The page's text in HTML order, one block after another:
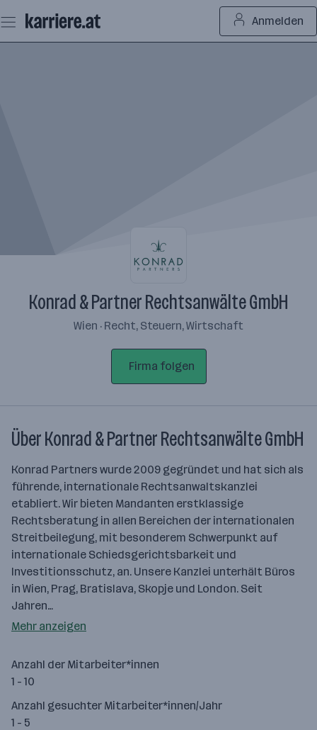
Seiteninhalt
springen
Anmelden
Konrad & Partner Rechtsanwälte GmbH
Wien · Recht, Steuern, Wirtschaft
Firma folgen
Über Konrad & Partner Rechtsanwälte GmbH
Konrad Partners wurde 2009 gegründet und hat sich als
führende, internationale Rechtsanwaltskanzlei
etabliert. Wir bieten Mandanten erstklassige
Rechtsberatung in allen Bereichen der internationalen
Streitbeilegung, mit besonderem Schwerpunkt auf
internationale Schiedsgerichtsbarkeit und
Investitionsschutz, an. Unsere Kanzlei unterhält Büros
in Wien, Prag, Bratislava, Skopje und London. Seit
Jahren…
Mehr anzeigen
Anzahl der Mitarbeiter*innen
1 - 10
Anzahl gesuchter Mitarbeiter*innen/Jahr
1 - 5